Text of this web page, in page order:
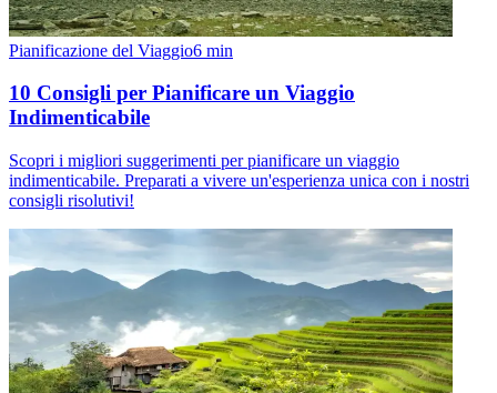
Pianificazione del Viaggio6 min
10 Consigli per Pianificare un Viaggio
Indimenticabile
Scopri i migliori suggerimenti per pianificare un viaggio
indimenticabile. Preparati a vivere un'esperienza unica con i nostri
consigli risolutivi!